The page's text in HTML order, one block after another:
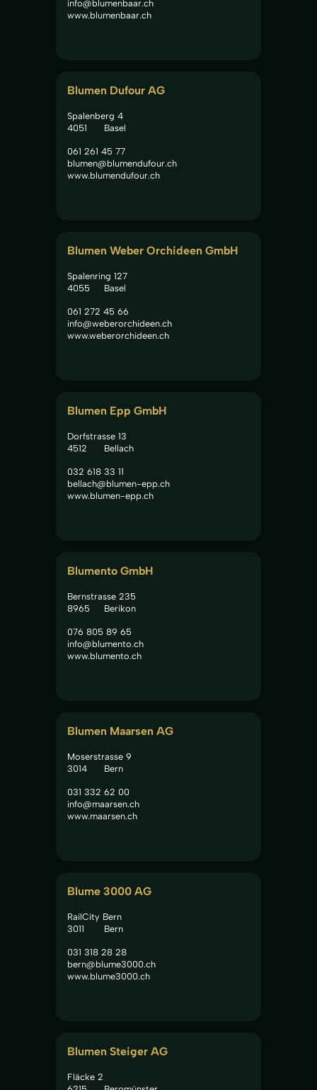
info@blumenbaar.ch
www.blumenbaar.ch
Blumen Dufour AG
Spalenberg 4
4051
Basel
061 261 45 77
blumen@blumendufour.ch
www.blumendufour.ch
Blumen Weber Orchideen GmbH
Spalenring 127
4055
Basel
061 272 45 66
info@weberorchideen.ch
www.weberorchideen.ch
Blumen Epp GmbH
Dorfstrasse 13
4512
Bellach
032 618 33 11
bellach@blumen-epp.ch
www.blumen-epp.ch
Blumento GmbH
Bernstrasse 235
8965
Berikon
076 805 89 65
info@blumento.ch
www.blumento.ch
Blumen Maarsen AG
Moserstrasse 9
3014
Bern
031 332 62 00
info@maarsen.ch
www.maarsen.ch
Blume 3000 AG
RailCity Bern
3011
Bern
031 318 28 28
bern@blume3000.ch
www.blume3000.ch
Blumen Steiger AG
Fläcke 2